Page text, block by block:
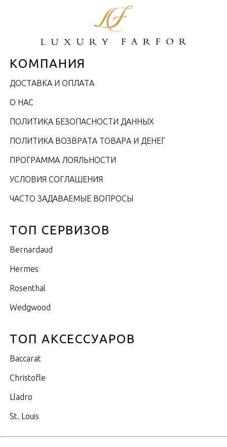
КОМПАНИЯ
ДОСТАВКА И ОПЛАТА
О НАС
ПОЛИТИКА БЕЗОПАСНОСТИ ДАННЫХ
ПОЛИТИКА ВОЗВРАТА ТОВАРА И ДЕНЕГ
ПРОГРАММА ЛОЯЛЬНОСТИ
УСЛОВИЯ СОГЛАШЕНИЯ
ЧАСТО ЗАДАВАЕМЫЕ ВОПРОСЫ
ТОП СЕРВИЗОВ
Bernardaud
Hermes
Rosenthal
Wedgwood
ТОП АКСЕССУАРОВ
Baccarat
Christofle
Lladro
St. Louis